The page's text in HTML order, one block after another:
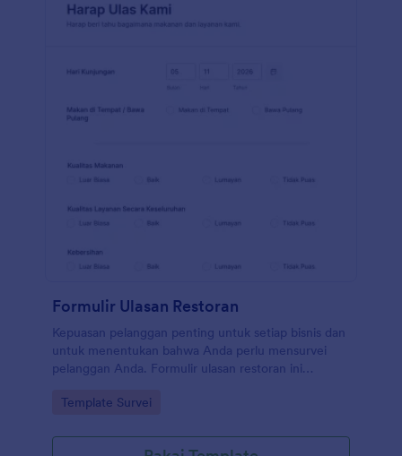
Formulir Ulasan Restoran
Kepuasan pelanggan penting untuk setiap bisnis dan
untuk menentukan bahwa Anda perlu mensurvei
pelanggan Anda. Formulir ulasan restoran ini
ini memungkinkan pelanggan Anda menilai atau
kualitas makanan, kualitas layanan secara
Go to Category:
Template Survei